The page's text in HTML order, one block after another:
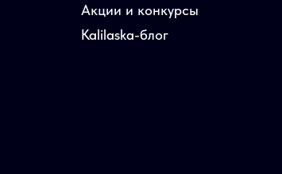
Акции и конкурсы
Kalilaska-блог